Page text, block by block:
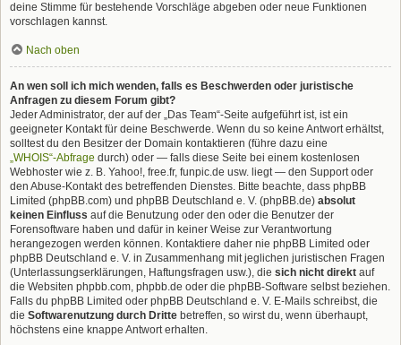
deine Stimme für bestehende Vorschläge abgeben oder neue Funktionen
vorschlagen kannst.
Nach oben
An wen soll ich mich wenden, falls es Beschwerden oder juristische
Anfragen zu diesem Forum gibt?
Jeder Administrator, der auf der „Das Team“-Seite aufgeführt ist, ist ein
geeigneter Kontakt für deine Beschwerde. Wenn du so keine Antwort erhältst,
solltest du den Besitzer der Domain kontaktieren (führe dazu eine
„WHOIS“-Abfrage durch) oder — falls diese Seite bei einem kostenlosen
Webhoster wie z. B. Yahoo!, free.fr, funpic.de usw. liegt — den Support oder
den Abuse-Kontakt des betreffenden Dienstes. Bitte beachte, dass phpBB
Limited (phpBB.com) und phpBB Deutschland e. V. (phpBB.de) absolut
keinen Einfluss auf die Benutzung oder den oder die Benutzer der
Forensoftware haben und dafür in keiner Weise zur Verantwortung
herangezogen werden können. Kontaktiere daher nie phpBB Limited oder
phpBB Deutschland e. V. in Zusammenhang mit jeglichen juristischen Fragen
(Unterlassungserklärungen, Haftungsfragen usw.), die sich nicht direkt auf
die Websiten phpbb.com, phpbb.de oder die phpBB-Software selbst beziehen.
Falls du phpBB Limited oder phpBB Deutschland e. V. E-Mails schreibst, die
die Softwarenutzung durch Dritte betreffen, so wirst du, wenn überhaupt,
höchstens eine knappe Antwort erhalten.